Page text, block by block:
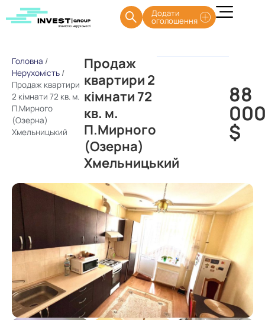
Додати
оголошення
Головна /
Нерухомість /
Продаж квартири
2 кімнати 72 кв. м.
П.Мирного
(Озерна)
Хмельницький
Продаж
квартири 2
кімнати 72
кв. м.
П.Мирного
(Озерна)
Хмельницький
88
$